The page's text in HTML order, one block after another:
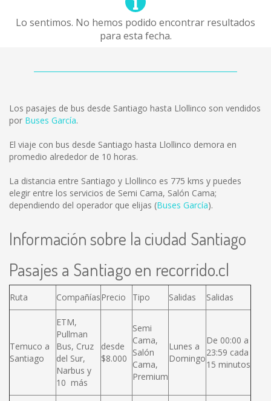
Lo sentimos. No hemos podido encontrar resultados
para esta fecha.
Los pasajes de bus desde Santiago hasta Llollinco son vendidos
por Buses García.
El viaje con bus desde Santiago hasta Llollinco demora en
promedio alrededor de 10 horas.
La distancia entre Santiago y Llollinco es 775 kms y puedes
elegir entre los servicios de Semi Cama, Salón Cama;
dependiendo del operador que elijas (Buses García).
Información sobre la ciudad Santiago
Pasajes a Santiago en recorrido.cl
Ruta CompañíasPrecio Tipo Salidas Salidas
Temuco a
Santiago
ETM,
Pullman
Bus, Cruz
del Sur,
Narbus y
10 más
desde
$8.000
Semi
Cama,
Salón
Cama,
Premium
Lunes a
Domingo
De 00:00 a
23:59 cada
15 minutos